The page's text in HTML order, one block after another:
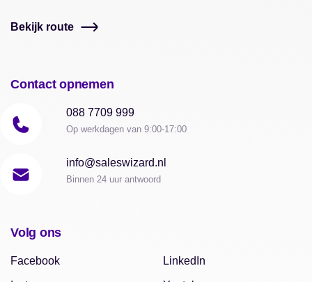
Bekijk route
Contact opnemen
088 7709 999
Op werkdagen van 9:00-17:00
info@saleswizard.nl
Binnen 24 uur antwoord
Volg ons
Facebook LinkedIn